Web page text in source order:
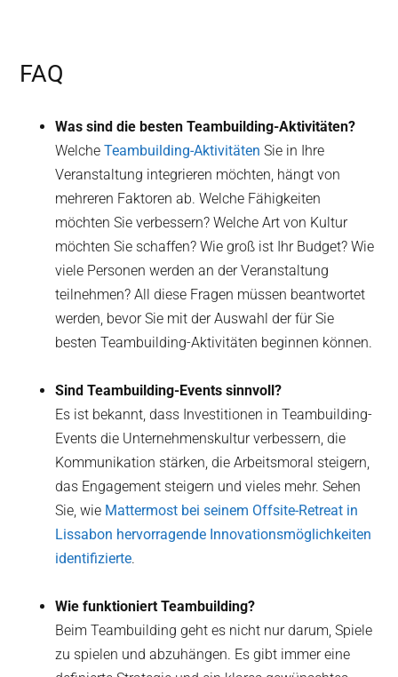
FAQ
Was sind die besten Teambuilding-Aktivitäten?
WelcheTeambuilding-Aktivitäten Sie in Ihre
Veranstaltung integrieren möchten, hängt von
mehreren Faktoren ab. Welche Fähigkeiten
möchten Sie verbessern? Welche Art von Kultur
möchten Sie schaffen? Wie groß ist Ihr Budget? Wie
viele Personen werden an der Veranstaltung
teilnehmen? All diese Fragen müssen beantwortet
werden, bevor Sie mit der Auswahl der für Sie
besten Teambuilding-Aktivitäten beginnen können.
Sind Teambuilding-Events sinnvoll?
Es ist bekannt, dass Investitionen in Teambuilding-
Events die Unternehmenskultur verbessern, die
Kommunikation stärken, die Arbeitsmoral steigern,
das Engagement steigern und vieles mehr. Sehen
Sie, wie Mattermost bei seinem Offsite-Retreat in
Lissabon hervorragende Innovationsmöglichkeiten
identifizierte.
Wie funktioniert Teambuilding?
Beim Teambuilding geht es nicht nur darum, Spiele
zu spielen und abzuhängen. Es gibt immer eine